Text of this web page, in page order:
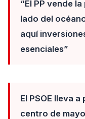
“El PP vende
lado del
aquí
esenciales”
El PSOE lleva
centro de